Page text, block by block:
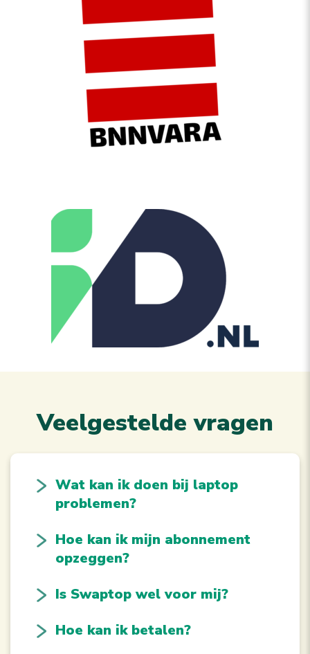
Veelgestelde vragen
Wat kan ik doen bij laptop
problemen?
Hoe kan ik mijn abonnement
opzeggen?
Is Swaptop wel voor mij?
Hoe kan ik betalen?